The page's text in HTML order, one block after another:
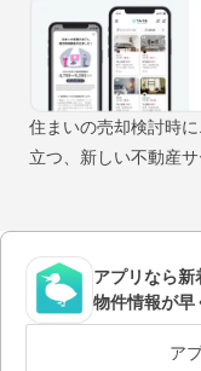
住まいの売却検討時
立つ、新しい不動産サ
アプリなら新
物件情報が早
ア